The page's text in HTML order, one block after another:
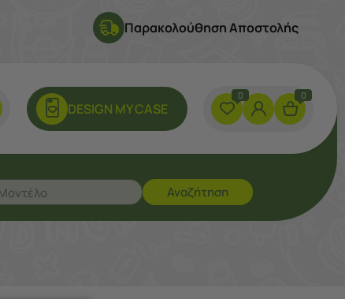
Παρακολούθηση Αποστολής
DESIGN ΜY CASE
0 0
Αναζήτηση